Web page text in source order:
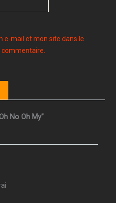
e-mail et mon site dans le
commentaire.
No Oh My”